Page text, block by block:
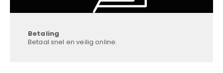
Betaling
Betaal snel en veilig online.